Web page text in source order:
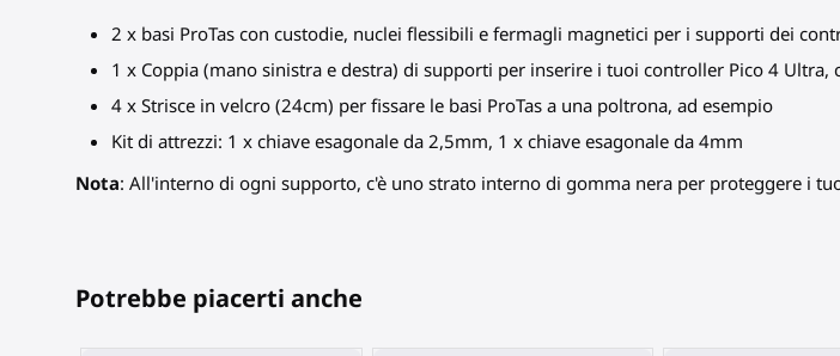
2 x basi ProTas con custodie, nuclei flessibili e fermagli magnetici per i supporti dei
1 x Coppia (mano sinistra e destra) di supporti per inserire i tuoi controller Pico 4
4 x Strisce in velcro (24cm) per fissare le basi ProTas a una poltrona, ad esempio
Kit di attrezzi: 1 x chiave esagonale da 2,5mm, 1 x chiave esagonale da 4mm
Nota: All'interno di ogni supporto, c'è uno strato interno di gomma nera per proteggere i
Potrebbe piacerti anche